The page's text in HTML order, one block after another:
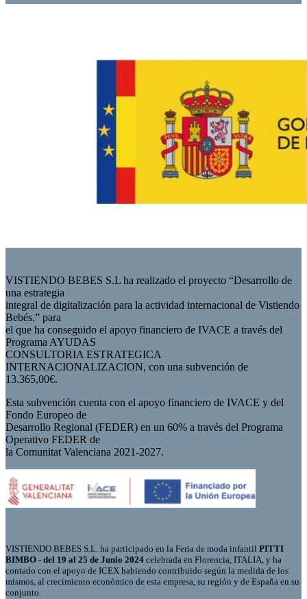
VISTIENDO BEBES S.L ha realizado el proyecto “Desarrollo de
una estrategia
integral de digitalización para la actividad internacional de Vistiendo
Bebés.” para
el que ha conseguido el apoyo financiero de IVACE a través del
Programa AYUDAS
CONSULTORIA ESTRATEGICA
INTERNACIONALIZACION, con una subvención de
13.365,00€.
Esta subvención cuenta con el apoyo financiero de IVACE y del
Fondo Europeo de
Desarrollo Regional (FEDER) en un 60% a través del Programa
Operativo FEDER de
la Comunitat Valenciana 2021-2027.
VISTIENDO BEBES S.L. ha participado en la Feria de moda infantil PITTI
BIMBO - del 19 al 25 de Junio 2024 celebrada en Florencia, ITALIA, y ha
contado con el apoyo de ICEX habiendo contribuido según la medida de los
mismos, al crecimiento económico de esta empresa, su región y de España en su
conjunto.